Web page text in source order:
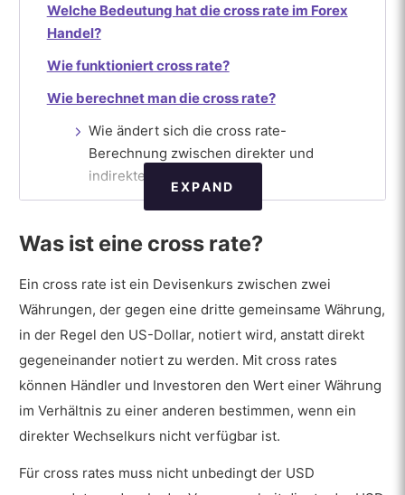
Welche Bedeutung hat die cross rate im Forex
Handel?
Wie funktioniert cross rate?
Wie berechnet man die cross rate?
Wie ändert sich die cross rate-
Berechnung zwischen direkter und
indirekter Quotierung?
Wie verwendet man cross rate?
Wie wird die cross rate bei Forex-Brokern
Was sind Beispiele für beliebte cross rates im
1. EUR/JPY
2. AUD/NZD
3. EUR/GBP
4. EUR/SEK
EXPAND
Was ist eine cross rate?
Ein cross rate ist ein Devisenkurs zwischen zwei
Währungen, der gegen eine dritte gemeinsame Währung,
in der Regel den US-Dollar, notiert wird, anstatt direkt
gegeneinander notiert zu werden. Mit cross rates
können Händler und Investoren den Wert einer Währung
im Verhältnis zu einer anderen bestimmen, wenn ein
direkter Wechselkurs nicht verfügbar ist.
Für cross rates muss nicht unbedingt der USD